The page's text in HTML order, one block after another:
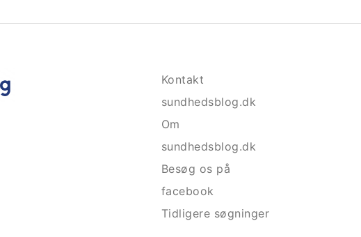
Kontakt
sundhedsblog.dk
Om
sundhedsblog.dk
Besøg os på
facebook
Tidligere søgninger